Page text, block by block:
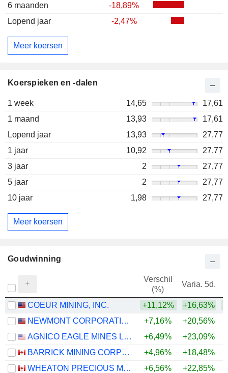
6 maanden
-18,89%
Lopend jaar
-2,47%
Meer koersen
Koerspieken en -dalen
1 week 14,65
17,61
1 maand
13,93
17,61
Lopend jaar
13,93
27,77
1 jaar
10,92
27,77
3 jaar
2
27,77
5 jaar
2
27,77
10 jaar
1,98 27,77
Meer koersen
Goudwinning
Verschil
(%)
Varia. 5d.
COEUR MINING, INC. +11,12% +16,63%
NEWMONT CORPORATION
+7,16% +20,56%
AGNICO EAGLE MINES LIMITED
+6,49% +23,09%
BARRICK MINING CORPORATION
+4,96% +18,48%
WHEATON PRECIOUS METALS CORP.
+6,56% +22,85%